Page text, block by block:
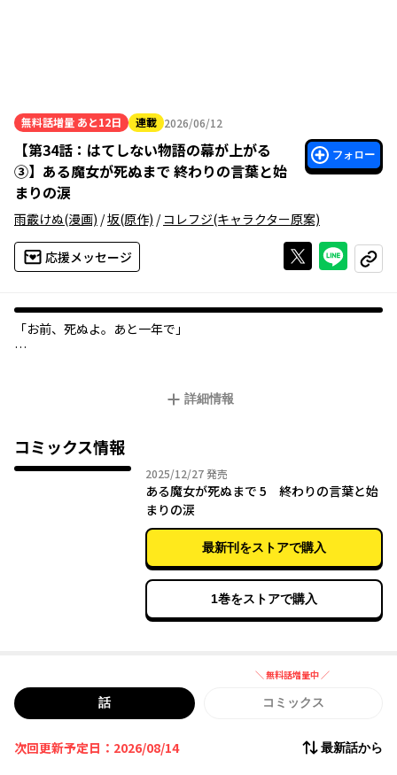
無料話増量 あと12日 連載 2026/06/12
2026年06月12日
【第34話：はてしない物語の幕が上がる
③】 ある魔女が死ぬまで 終わりの言葉と始
まりの涙
フォロー
雨霰けぬ(漫画) /坂(原作) /コレフジ(キャラクター原案)
応援メッセージ Xで投稿する
ライン
コピー
「お前、死ぬよ。あと一年で」
《死の宣告》の呪いを解除するためには、人間の《嬉し涙》を集
元気で猪突猛進たまに不真面目な見習い魔女メグは、人々に喜び
をもたらして死の運命を回避できるのか…！？
これは、余命一年を宣告された未熟な魔女が起こす、やさしい奇
詳細情報
コミックス情報
2025/12/272025年12月27日
発売
ある魔女が死ぬまで 5 終わりの言葉と始
まりの涙
最新刊をストアで購入
1巻をストアで購入
＼ 無料話増量中 ／
話 無料話増量中
コミックス
次回更新予定日：2026/08/14 最新話から